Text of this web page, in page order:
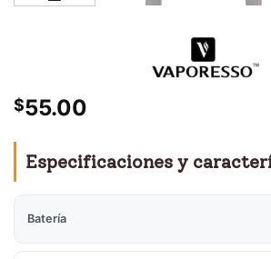
$55.00
Especificaciones y
Batería